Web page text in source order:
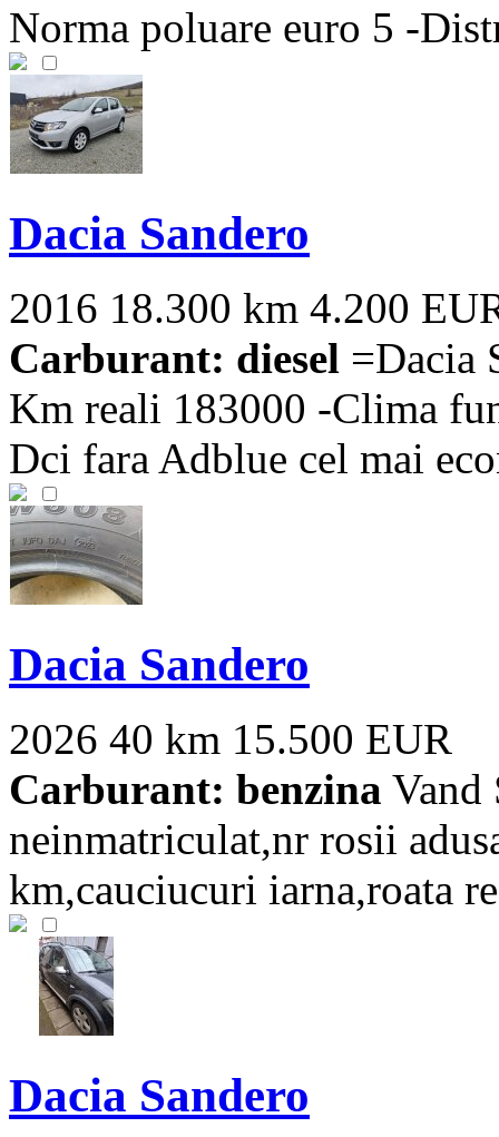
Norma poluare euro 5 -
Dacia Sandero
2016 18.300 km 4.200
Carburant: diesel =Dacia
Km reali 183000 -Clima
Dci fara Adblue cel mai
Dacia Sandero
2026 40 km 15.500 EUR
Carburant: benzina Vand
neinmatriculat,nr rosii
km,cauciucuri iarna,roata
Dacia Sandero